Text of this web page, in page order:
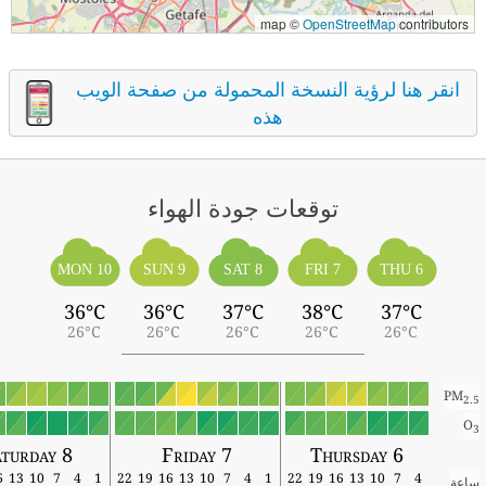
map ©OpenStreetMapcontributors
انقر هنا لرؤية النسخة المحمولة من صفحة الويب
هذه
توقعات جودة الهواء
THU 6
37°C
26°C
FRI 7
38°C
26°C
SAT 8
37°C
26°C
SUN 9
36°C
26°C
MON 10
36°C
26°C
PM2.5
O
Thursday 6
Friday 7
8
ساعة 4
7
10
13
16
19
22
1
4
7
10
13
16
19
22
1
4
7
10
13